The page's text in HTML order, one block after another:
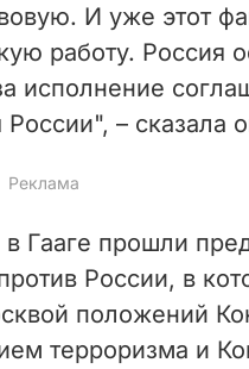
И уже этот
работу. Россия
исполнение
– сказала
Гааге прошли
России, в
положений
терроризма и